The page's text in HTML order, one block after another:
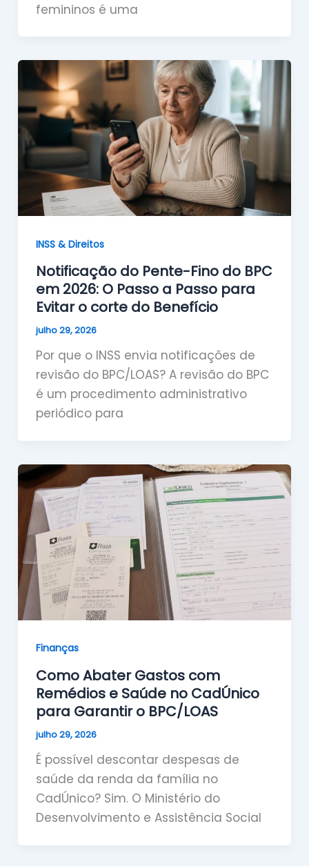
femininos é uma
INSS & Direitos
Notificação do Pente-Fino do BPC
em 2026: O Passo a Passo para
Evitar o corte do Benefício
julho 29, 2026
Por que o INSS envia notificações de
revisão do BPC/LOAS? A revisão do BPC
é um procedimento administrativo
periódico para
Finanças
Como Abater Gastos com
Remédios e Saúde no CadÚnico
para Garantir o BPC/LOAS
julho 29, 2026
É possível descontar despesas de
saúde da renda da família no
CadÚnico? Sim. O Ministério do
Desenvolvimento e Assistência Social